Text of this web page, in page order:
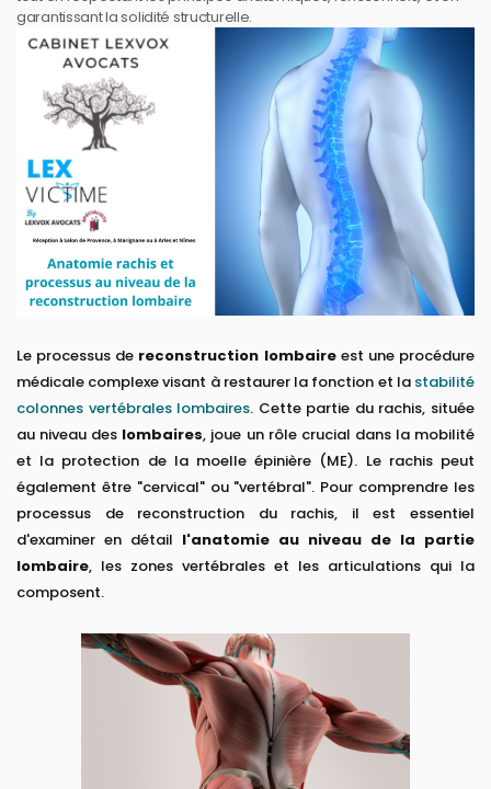
garantissant la solidité structurelle.
Le processus de reconstruction lombaireest une procédure
médicale complexe visant à restaurer la fonction et la stabilité
colonnes vertébrales lombaires. Cette partie du rachis, située
au niveau des lombaires, joue un rôle crucial dans la mobilité
et la protection de la moelle épinière (ME). Le rachis peut
également être "cervical" ou "vertébral". Pour comprendre les
processus de reconstruction du rachis, il est essentiel
d'examiner en détail l'anatomie au niveau de la partie
lombaire, les zones vertébrales et les articulations qui la
composent.